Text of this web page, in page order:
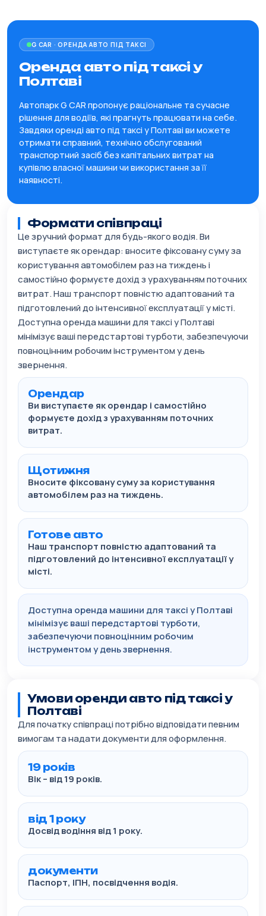
G CAR · ОРЕНДА АВТО ПІД ТАКСІ
Оренда авто під таксі у
Полтаві
Автопарк G CAR пропонує раціональне та сучасне
рішення для водіїв, які прагнуть працювати на себе.
Завдяки оренді авто під таксі у Полтаві ви можете
отримати справний, технічно обслугований
транспортний засіб без капітальних витрат на
купівлю власної машини чи використання за її
наявності.
Формати співпраці
Це зручний формат для будь-якого водія. Ви
виступаєте як орендар: вносите фіксовану суму за
користування автомобілем раз на тиждень і
самостійно формуєте дохід з урахуванням поточних
витрат. Наш транспорт повністю адаптований та
підготовлений до інтенсивної експлуатації у місті.
Доступна оренда машини для таксі у Полтаві
мінімізує ваші передстартові турботи, забезпечуючи
повноцінним робочим інструментом у день
звернення.
Орендар
Ви виступаєте як орендар і самостійно
формуєте дохід з урахуванням поточних
витрат.
Щотижня
Вносите фіксовану суму за користування
автомобілем раз на тиждень.
Готове авто
Наш транспорт повністю адаптований та
підготовлений до інтенсивної експлуатації у
місті.
Доступна оренда машини для таксі у Полтаві
мінімізує ваші передстартові турботи,
забезпечуючи повноцінним робочим
інструментом у день звернення.
Умови оренди авто під таксі у
Полтаві
Для початку співпраці потрібно відповідати певним
вимогам та надати документи для оформлення.
19 років
Вік – від 19 років.
від 1 року
Досвід водіння від 1 року.
документи
Паспорт, ІПН, посвідчення водія.